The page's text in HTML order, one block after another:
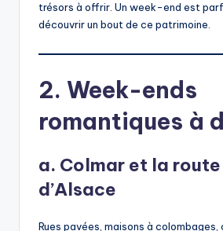
trésors à offrir. Un week-end est
découvrir un bout de ce patrimoine.
2. Week-ends
romantiques à
a. Colmar et la route
d’Alsace
Rues pavées, maisons à colombages,